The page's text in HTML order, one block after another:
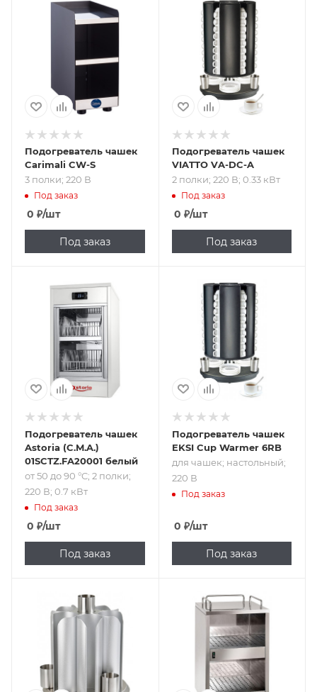
Подпись к товару
3 полки; 220 В
Подогреватель чашек
Carimali CW-S
3 полки; 220 В
Под заказ
0 ₽/шт
Под заказ
Подпись к товару
2 полки; 220 В;
0.33 кВт
Подогреватель чашек
VIATTO VA-DC-A
2 полки; 220 В; 0.33 кВт
Под заказ
0 ₽/шт
Под заказ
Подпись к товару
от 50 до 90 °C; 2
полки; 220 В; 0.7
Подогреватель чашек
Astoria (C.M.A.)
01SCTZ.FA20001 белый
от 50 до 90 °C; 2 полки;
220 В; 0.7 кВт
Под заказ
0 ₽/шт
Под заказ
Подпись к товару
для чашек;
настольный; 220 В
Подогреватель чашек
EKSI Cup Warmer 6RB
для чашек; настольный;
220 В
Под заказ
0 ₽/шт
Под заказ
Подпись к товару
для чашек;
настольный; от 30
Подпись к товару
для чашек;
настольный; до 88
°C; 220 В